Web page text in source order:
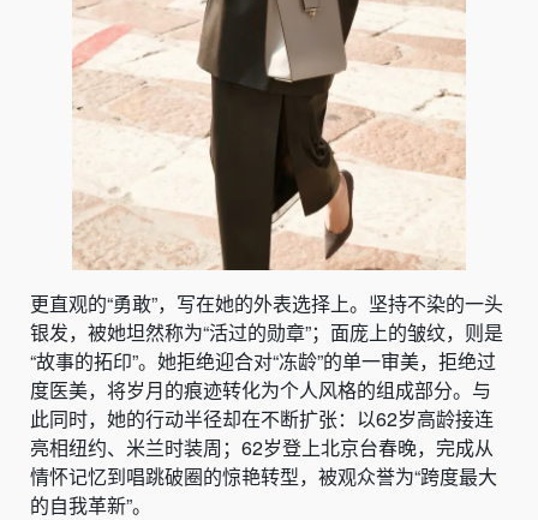
更直观的“勇敢”，写在她的外表选择上。坚持不染的一头
银发，被她坦然称为“活过的勋章”；面庞上的皱纹，则是
“故事的拓印”。她拒绝迎合对“冻龄”的单一审美，拒绝过
度医美，将岁月的痕迹转化为个人风格的组成部分。与
此同时，她的行动半径却在不断扩张：以62岁高龄接连
亮相纽约、米兰时装周；62岁登上北京台春晚，完成从
情怀记忆到唱跳破圈的惊艳转型，被观众誉为“跨度最大
的自我革新”。